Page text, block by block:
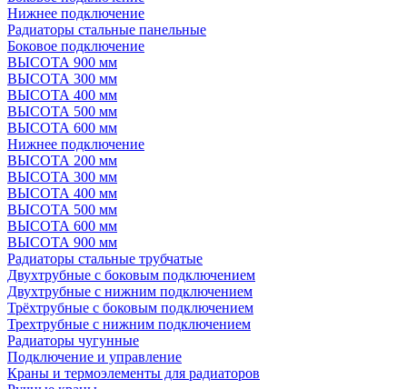
Нижнее подключение
Радиаторы стальные панельные
Боковое подключение
ВЫСОТА 900 мм
ВЫСОТА 300 мм
ВЫСОТА 400 мм
ВЫСОТА 500 мм
ВЫСОТА 600 мм
Нижнее подключение
ВЫСОТА 200 мм
ВЫСОТА 300 мм
ВЫСОТА 400 мм
ВЫСОТА 500 мм
ВЫСОТА 600 мм
ВЫСОТА 900 мм
Радиаторы стальные трубчатые
Двухтрубные с боковым подключением
Двухтрубные с нижним подключением
Трёхтрубные с боковым подключением
Трехтрубные с нижним подключением
Радиаторы чугунные
Подключение и управление
Краны и термоэлементы для радиаторов